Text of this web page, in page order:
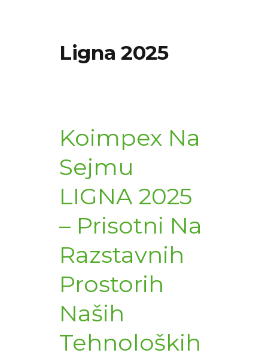
Ligna 2025
Koimpex Na
Sejmu
LIGNA 2025
– Prisotni Na
Razstavnih
Prostorih
Naših
Tehnoloških